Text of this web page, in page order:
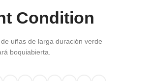
Condition
uñas de larga duración verde
boquiabierta.